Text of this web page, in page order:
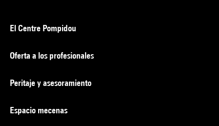
El Centre Pompidou
Oferta a los profesionales
Peritaje y asesoramiento
Espacio mecenas